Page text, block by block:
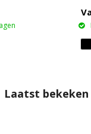
Laatst